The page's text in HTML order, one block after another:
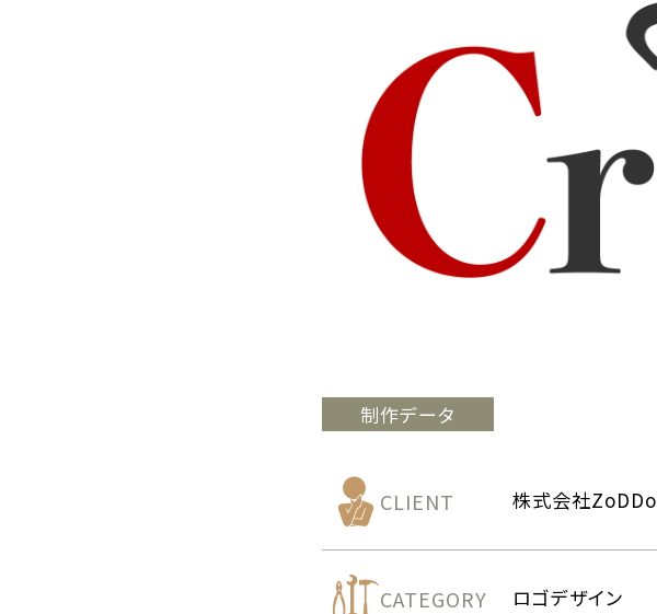
制作データ
CLIENT 株式会社ZoDDo
CATEGORY ロゴデザイン